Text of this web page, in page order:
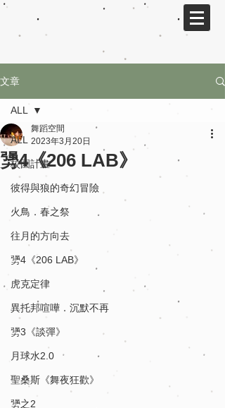
文章
ALL
校園計畫
彼得與狼的奇幻冒險
火鳥．春之祭
往月的方向去
勥4《206 LAB》
虎克定律
異托邦喧嘩．沉默不再
勥3《談彈》
月球水2.0
聖桑斯《舞夜狂歡》
勥之2
ALL
勥4《206 LAB》
舞蹈空間
2023年3月20日